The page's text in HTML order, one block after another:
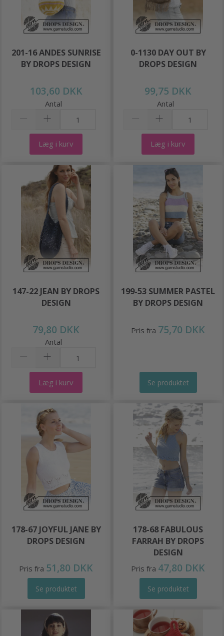
201-16 ANDES SUNRISE
BY DROPS DESIGN
103,60 DKK
Antal
Læg i kurv
0-1130 DAY OUT BY
DROPS DESIGN
99,75 DKK
Antal
Læg i kurv
147-22 JEAN BY DROPS
DESIGN
79,80 DKK
Antal
Læg i kurv
199-53 SUMMER PASTEL
BY DROPS DESIGN
Pris fra 75,70 DKK
Se produktet
178-67 JOYFUL JANE BY
DROPS DESIGN
Pris fra 51,80 DKK
Se produktet
178-68 FABULOUS
FARRAH BY DROPS
DESIGN
Pris fra 47,80 DKK
Se produktet